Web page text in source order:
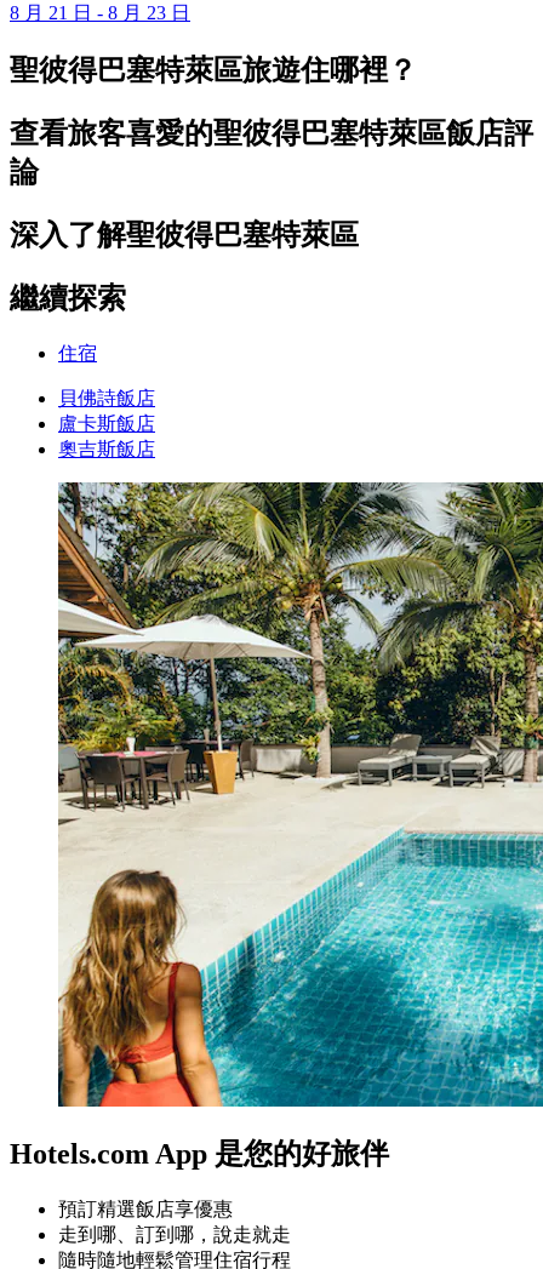
8 月 21 日 - 8 月 23 日
聖彼得巴塞特萊區旅遊住哪裡？
查看旅客喜愛的聖彼得巴塞特萊區飯店評
論
深入了解聖彼得巴塞特萊區
繼續探索
住宿
貝佛詩飯店
盧卡斯飯店
奧吉斯飯店
Hotels.com App 是您的好旅伴
預訂精選飯店享優惠
走到哪、訂到哪，說走就走
隨時隨地輕鬆管理住宿行程